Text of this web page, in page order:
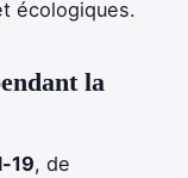
écologiques.
la
19, de